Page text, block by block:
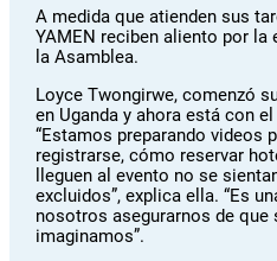
A medida que atienden sus
YAMEN reciben aliento por la
la Asamblea.
Loyce Twongirwe, comenzó
en Uganda y ahora está con
“Estamos preparando videos
registrarse, cómo reservar
lleguen al evento no se
excluidos”, explica ella. “Es
nosotros asegurarnos de
imaginamos”.